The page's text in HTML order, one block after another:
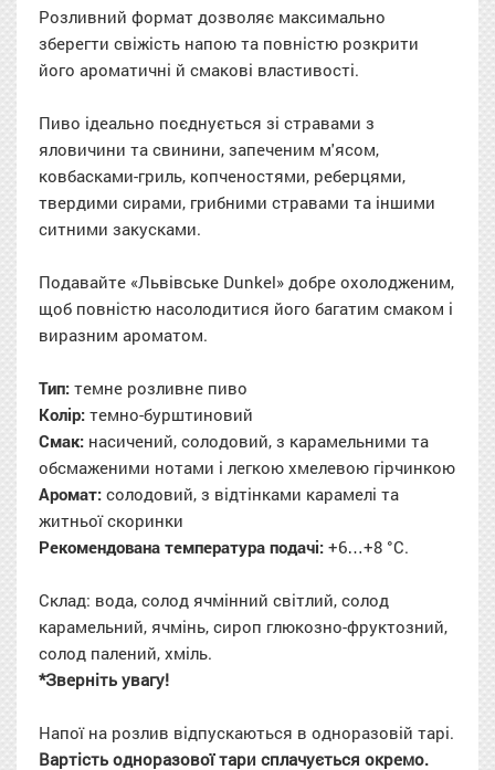
Розливний формат дозволяє максимально
зберегти свіжість напою та повністю розкрити
його ароматичні й смакові властивості.
Пиво ідеально поєднується зі стравами з
яловичини та свинини, запеченим м'ясом,
ковбасками-гриль, копченостями, реберцями,
твердими сирами, грибними стравами та іншими
ситними закусками.
Подавайте «Львівське Dunkel» добре охолодженим,
щоб повністю насолодитися його багатим смаком і
виразним ароматом.
Тип: темне розливне пиво
Колір: темно-бурштиновий
Смак: насичений, солодовий, з карамельними та
обсмаженими нотами і легкою хмелевою гірчинкою
Аромат: солодовий, з відтінками карамелі та
житньої скоринки
Рекомендована температура подачі: +6…+8 °C.
Склад: вода, солод ячмінний світлий, солод
карамельний, ячмінь, сироп глюкозно-фруктозний,
солод палений, хміль.
*Зверніть увагу!
Напої на розлив відпускаються в одноразовій тарі.
Вартість одноразової тари сплачується окремо.